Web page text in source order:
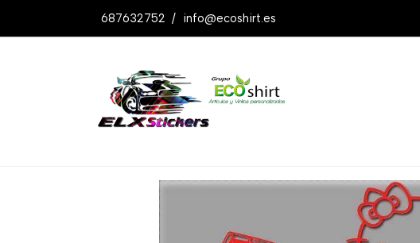
687632752 / info@ecoshirt.es
Productos Pegatinas Kitty Piston Ref: R132